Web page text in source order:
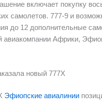
включает покупку
самолетов. 777-9 и
до 12 дополнительные
авиакомпании Африки,
новый 777X
Эфиопские авиалинии